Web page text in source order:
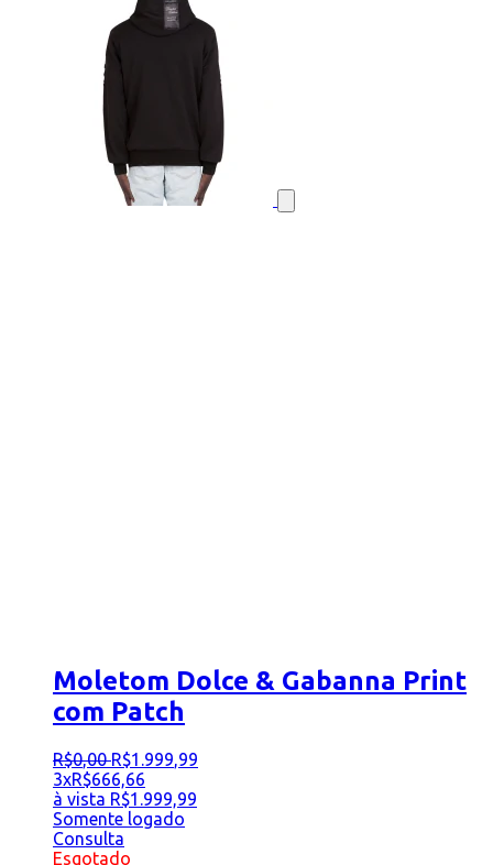
Moletom Dolce & Gabanna Print
com Patch
R$0,00 R$1.999,99
3xR$666,66
à vista R$1.999,99
Somente logado
Consulta
Esgotado